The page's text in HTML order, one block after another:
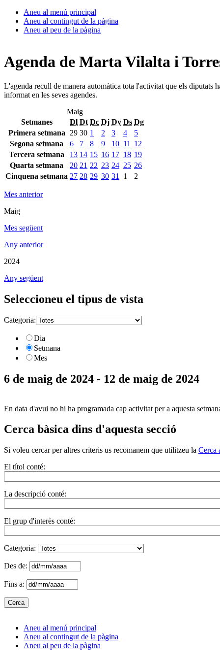
Aneu al menú principal
Aneu al contingut de la pàgina
Aneu al peu de la pàgina
Agenda de Marta Vilalta i
L'agenda recull de manera automàtica tota l'activitat que els diputats
informat en les seves agendes.
Maig
Setmanes
Dl Dt Dc Dj Dv Ds Dg
Primera setmana
29 30 1 2 3 4
5
Segona setmana
6 7 8 9 10 11
12
Tercera setmana
13 14 15 16 17 18 19
Quarta setmana
20 21 22 23 24 25 26
Cinquena setmana 27 28 29 30 31 1 2
Mes anterior
Maig
Mes següent
Any anterior
2024
Any següent
Seleccioneu el tipus de vista
Categoria:
Dia
Setmana
Mes
6 de maig de 2024 - 12 de maig de 2024
En data d'avui no hi ha programada cap activitat per a aquesta
Cerca bàsica dins d'aquesta secció
Si voleu cercar per altres criteris us recomanem que utilitzeu la Cerca
El títol conté:
La descripció conté:
El grup d'interès conté:
Categoria:
Des de:
Fins a:
Aneu al menú principal
Aneu al contingut de la pàgina
Aneu al peu de la pàgina